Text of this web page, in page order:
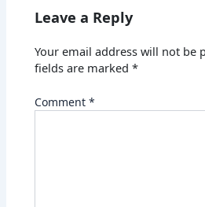
Leave a Reply
Your email address will not be
fields are marked*
Comment*